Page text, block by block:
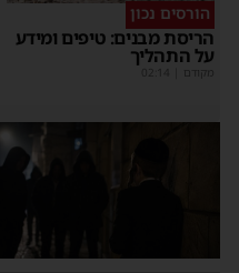
הורסים נכון
הריסת מבנים: טיפים ומידע
על התהליך
מקודם